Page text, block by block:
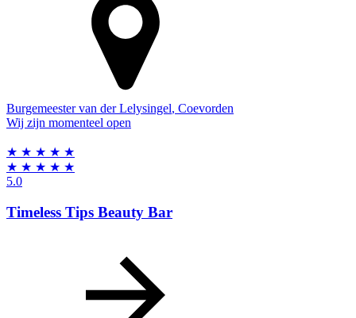
Burgemeester van der Lelysingel, Coevorden
Wij zijn momenteel open
★ ★ ★ ★ ★
★ ★ ★ ★ ★
5.0
Timeless Tips Beauty Bar